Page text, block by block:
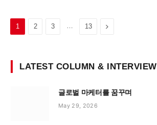
1 2 3 … 13 Next
LATEST COLUMN & INTERVIEW
글로벌 마케터를 꿈꾸며
May 29, 2026